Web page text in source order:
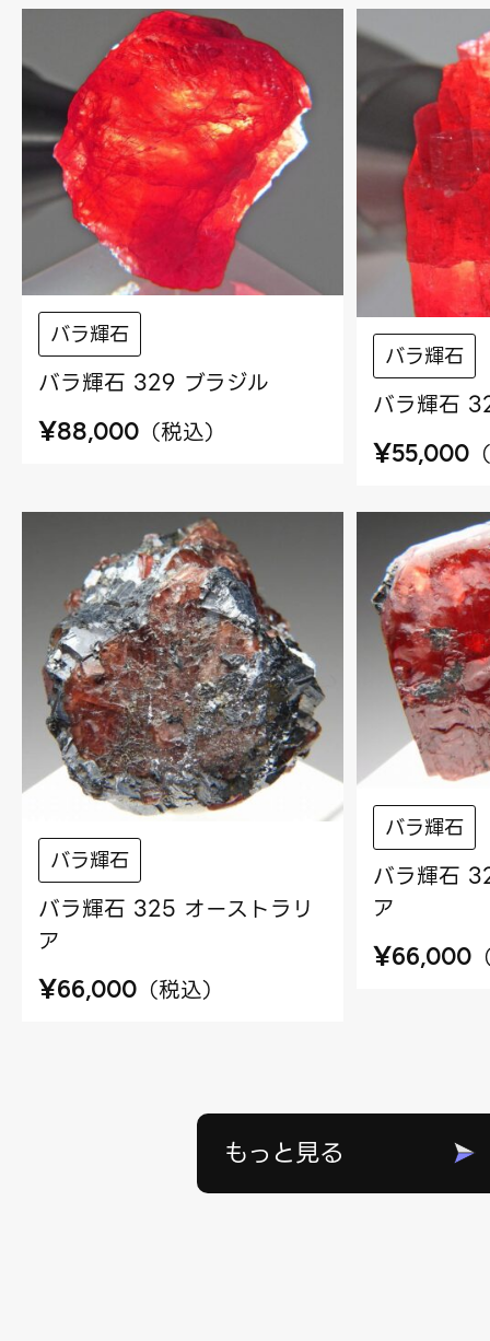
バラ輝石
バラ輝石 329 ブラジル
¥88,000 （税込）
バラ輝石
バラ輝石
¥55,000 （
バラ輝石
バラ輝石 325 オーストラリ
ア
¥66,000 （税込）
バラ輝石
バラ輝石
ア
¥66,000
もっと見る